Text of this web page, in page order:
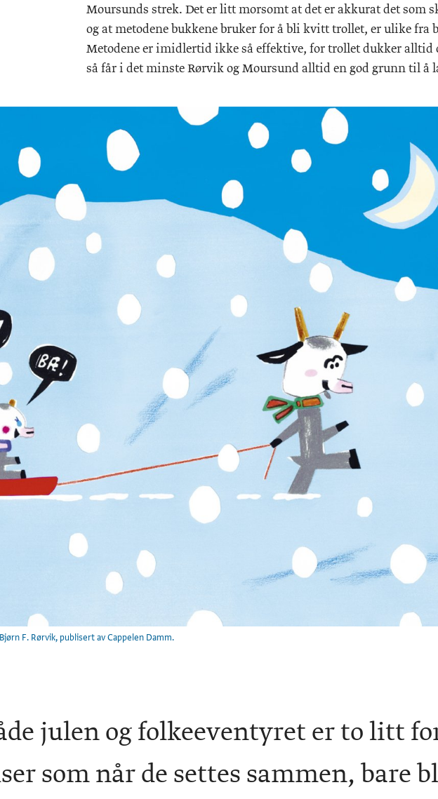
Moursunds strek. Det er litt morsomt at det er akkurat det som
og at metodene bukkene bruker for å bli kvitt trollet, er ulike fra
Metodene er imidlertid ikke så effektive, for trollet dukker alltid
så får i det minste Rørvik og Moursund alltid en god grunn til å
F. Rørvik, publisert av Cappelen Damm.
julen og folkeeventyret er to litt
som når de settes sammen, bare